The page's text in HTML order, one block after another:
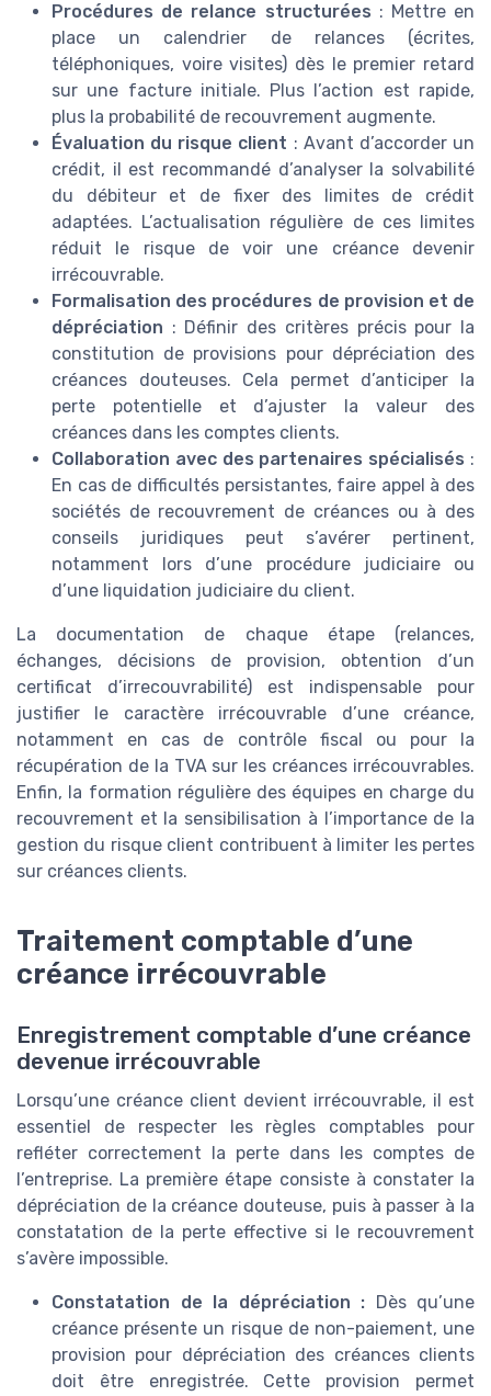
Procédures de relance structurées : Mettre en
place un calendrier de relances (écrites,
téléphoniques, voire visites) dès le premier retard
sur une facture initiale. Plus l’action est rapide,
plus la probabilité de recouvrement augmente.
Évaluation du risque client : Avant d’accorder un
crédit, il est recommandé d’analyser la solvabilité
du débiteur et de fixer des limites de crédit
adaptées. L’actualisation régulière de ces limites
réduit le risque de voir une créance devenir
irrécouvrable.
Formalisation des procédures de provision et de
dépréciation : Définir des critères précis pour la
constitution de provisions pour dépréciation des
créances douteuses. Cela permet d’anticiper la
perte potentielle et d’ajuster la valeur des
créances dans les comptes clients.
Collaboration avec des partenaires spécialisés :
En cas de difficultés persistantes, faire appel à des
sociétés de recouvrement de créances ou à des
conseils juridiques peut s’avérer pertinent,
notamment lors d’une procédure judiciaire ou
d’une liquidation judiciaire du client.
La documentation de chaque étape (relances,
échanges, décisions de provision, obtention d’un
certificat d’irrecouvrabilité) est indispensable pour
justifier le caractère irrécouvrable d’une créance,
notamment en cas de contrôle fiscal ou pour la
récupération de la TVA sur les créances irrécouvrables.
Enfin, la formation régulière des équipes en charge du
recouvrement et la sensibilisation à l’importance de la
gestion du risque client contribuent à limiter les pertes
sur créances clients.
Traitement comptable d’une
créance irrécouvrable
Enregistrement comptable d’une créance
devenue irrécouvrable
Lorsqu’une créance client devient irrécouvrable, il est
essentiel de respecter les règles comptables pour
refléter correctement la perte dans les comptes de
l’entreprise. La première étape consiste à constater la
dépréciation de la créance douteuse, puis à passer à la
constatation de la perte effective si le recouvrement
s’avère impossible.
Constatation de la dépréciation : Dès qu’une
créance présente un risque de non-paiement, une
provision pour dépréciation des créances clients
doit être enregistrée. Cette provision permet